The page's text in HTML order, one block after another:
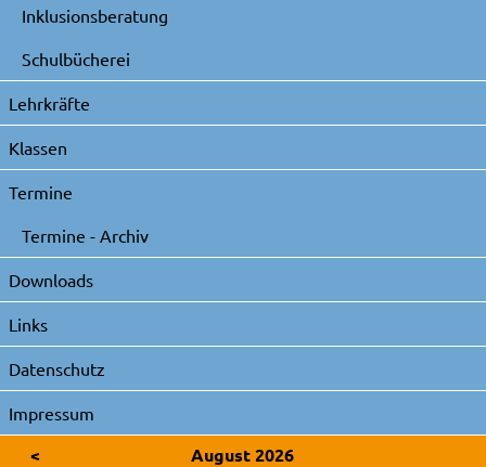
Inklusionsberatung
Schulbücherei
Lehrkräfte
Klassen
Termine
Termine - Archiv
Downloads
Links
Datenschutz
Impressum
<
August 2026